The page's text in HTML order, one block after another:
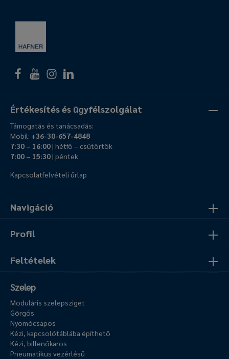
Navigáció
Profil
Feltételek
Értékesítés és ügyfélszolgálat
Támogatás és tanácsadás:
Mobil: +36-30-657-4848
7:30 – 16:00| hétfő – csütörtök
7:00 – 15:30| péntek
Kapcsolatfelvételi űrlap
Szelep
Moduláris szelepsziget
Görgős
Nyomócsapos
Kézi, kapcsolótáblába építhető
Kézi, billenőkaros
Pneumatikus vezérlésű